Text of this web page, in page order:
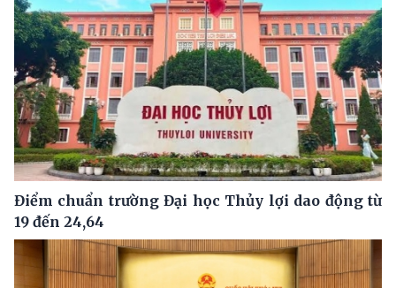
Điểm chuẩn trường Đại học Thủy lợi dao động từ
19 đến 24,64